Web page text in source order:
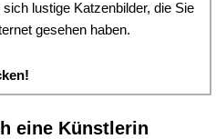
lustige Katzenbilder, die Sie
gesehen haben.
eine Künstlerin